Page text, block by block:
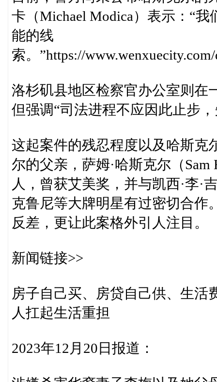
卡（Michael Modica）表示：“
能的线
索。”https://
洛杉矶县地区检察官办公室则在
但强调“司法进程不应因此止步
这起案件的残忍程度以及哈斯克
尔的父亲，萨姆·哈斯克尔（
人，曾获艾美奖，并与凯西·李·
克鲁尼等大牌明星有过密切合作
反差，更让此案格外引人注目。
新闻链接>>
房子自己买、房贷自己供、生
人扛起生活重担
2023年12月20日报道：